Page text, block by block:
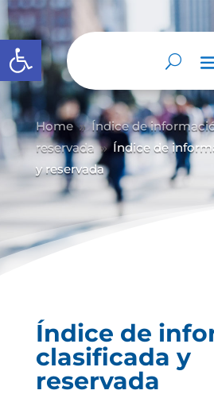
Abrir barra de herramientas
Home 9 Índice de
reservada 9 Índice de
y reservada
Índice de
clasificada y
reservada